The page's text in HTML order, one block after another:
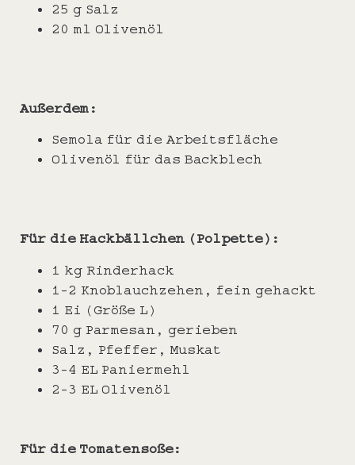
25 g Salz
20 ml Olivenöl
Außerdem:
Semola für die Arbeitsfläche
Olivenöl für das Backblech
Für die Hackbällchen (Polpette):
1 kg Rinderhack
1-2 Knoblauchzehen, fein gehackt
1 Ei (Größe L)
70 g Parmesan, gerieben
Salz, Pfeffer, Muskat
3-4 EL Paniermehl
2-3 EL Olivenöl
Für die Tomatensoße: